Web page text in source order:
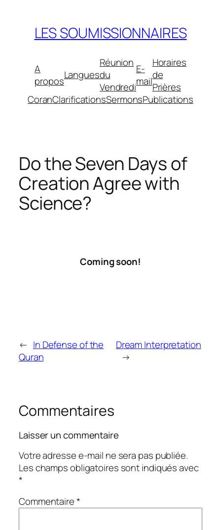
contenuLES SOUMISSIONNAIRES
A
proposLangues
Réunion
du
Vendredi
E-
mail
Horaires
de
Prières
CoranClarificationsSermonsPublications
Do the Seven Days of
Creation Agree with
Science?
Coming soon!
← In Defense of the
Quran
Dream Interpretation
→
Commentaires
Laisser un commentaire
Votre adresse e-mail ne sera pas publiée.
Les champs obligatoires sont indiqués avec
*
Commentaire*